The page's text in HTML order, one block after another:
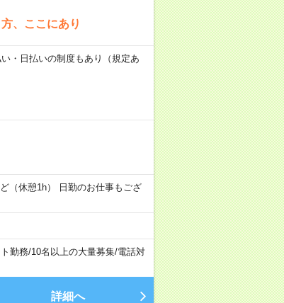
、ここにあり
・日払いの制度もあり（規定あ
（休憩1h） 日勤のお仕事もござ
勤務/10名以上の大量募集/電話対
詳細へ